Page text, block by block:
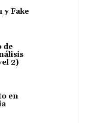
y Fake
de
2)
en